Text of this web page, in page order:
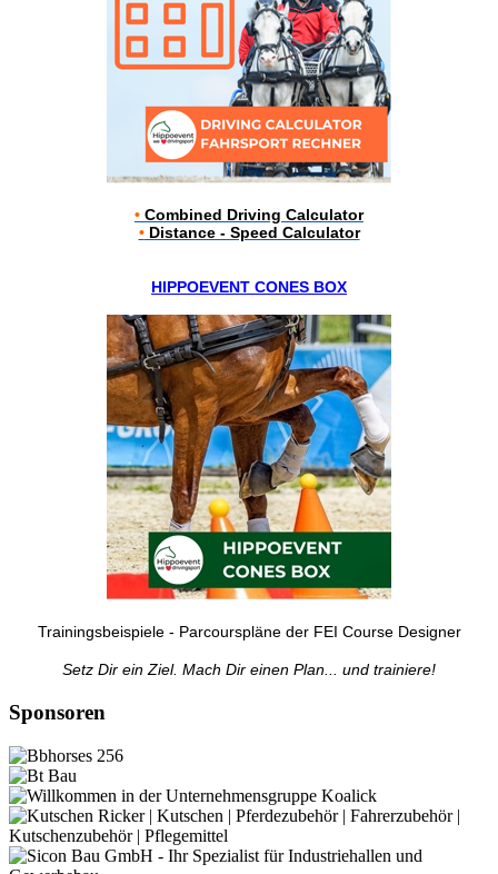
• Combined Driving Calculator
•Distance - Speed Calculator
HIPPOEVENT CONES BOX
Trainingsbeispiele - Parcourspläne der FEI Course Designer
Setz Dir ein Ziel. Mach Dir einen Plan... und trainiere!
Sponsoren